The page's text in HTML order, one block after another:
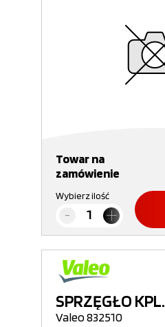
Towar na
zamówienie
Wybierz ilość
SPRZĘGŁO KPL.
Valeo 832510